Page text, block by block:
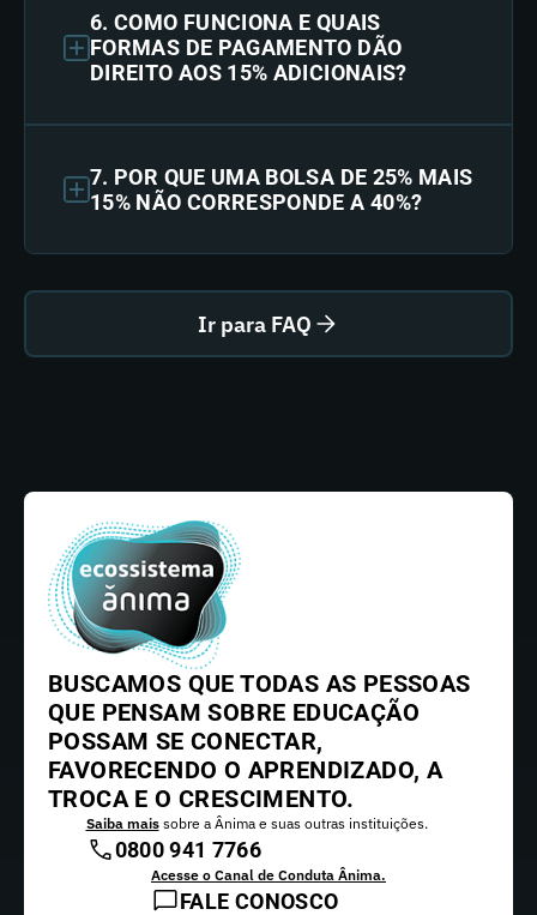
6. COMO FUNCIONA E QUAIS
FORMAS DE PAGAMENTO DÃO
DIREITO AOS 15% ADICIONAIS?
7. POR QUE UMA BOLSA DE 25% MAIS
15% NÃO CORRESPONDE A 40%?
Ir para FAQ
BUSCAMOS QUE TODAS AS PESSOAS
QUE PENSAM SOBRE EDUCAÇÃO
POSSAM SE CONECTAR,
FAVORECENDO O APRENDIZADO, A
TROCA E O CRESCIMENTO.
Saiba maissobre a Ânima e suas outras instituições.
0800 941 7766
Acesse o Canal de Conduta Ânima.
FALE CONOSCO